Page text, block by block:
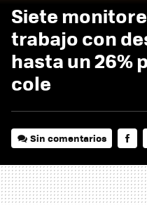
Siete
trabajo con
hasta un 26%
cole
Sin comentarios